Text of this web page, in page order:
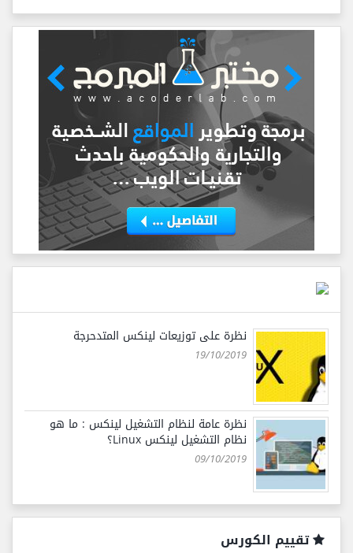
نظرة على توزيعات لينكس المتدحرجة
19/10/2019
نظرة عامة لنظام التشغيل لينكس : ما هو
نظام التشغيل لينكس Linux؟
09/10/2019
تقييم الكورس